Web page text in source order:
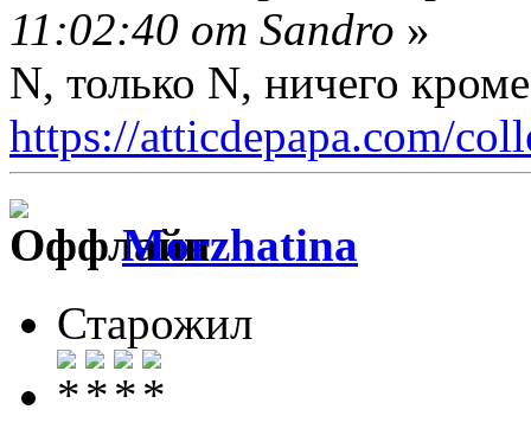
11:02:40 от Sandro »
N, только N, ничего
https://atticdepapa.com/
Morzhatina
Старожил